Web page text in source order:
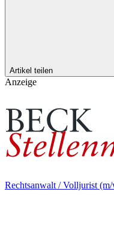
Artikel teilen
Anzeige
Rechtsanwalt / Volljurist